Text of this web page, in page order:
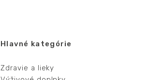
Hlavné kategórie
Zdravie a lieky